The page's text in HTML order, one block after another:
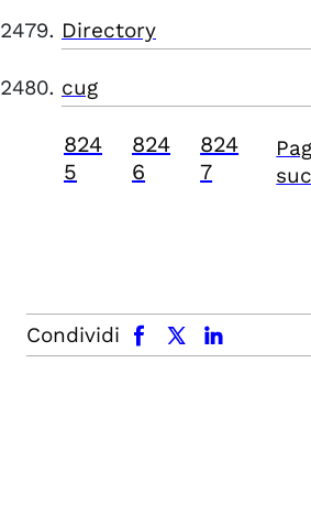
Directory
cug
824
5
824
6
824
7
Condividi
facebook x.com linkedin